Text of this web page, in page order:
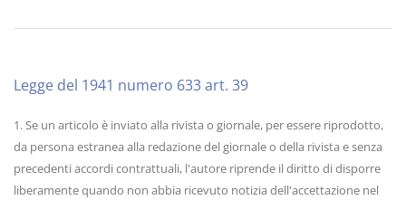
Legge del 1941 numero 633 art. 39
1. Se un articolo è inviato alla rivista o giornale, per essere riprodotto,
da persona estranea alla redazione del giornale o della rivista e senza
precedenti accordi contrattuali, l'autore riprende il diritto di disporre
liberamente quando non abbia ricevuto notizia dell'accettazione nel